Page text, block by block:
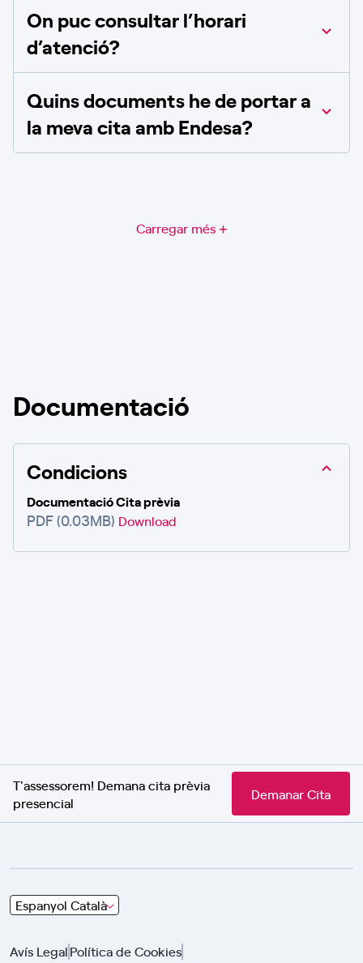
On puc consultar l’horari
d’atenció?
Quins documents he de portar a
la meva cita amb Endesa?
Carregar més
Documentació
Condicions
Documentació Cita prèvia
PDF (0.03MB) Download
T'assessorem! Demana cita prèvia
presencial
Demanar Cita
Espanyol Català
Choose
and
using
Avís LegalPolítica de Cookies